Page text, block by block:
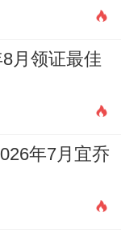
马星动，可
反复。工作
康是重中之
月领证最佳
年7月宜乔